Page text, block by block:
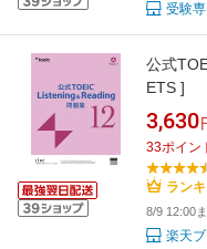
受験
公式
ETS ]
3,630
33ポイン
ラン
8/9 12:00
楽天